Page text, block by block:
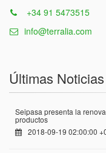
+34 91 5473515
info@terralia.com
Últimas Noticias
Seipasa presenta la
productos
2018-09-19 02:00:00